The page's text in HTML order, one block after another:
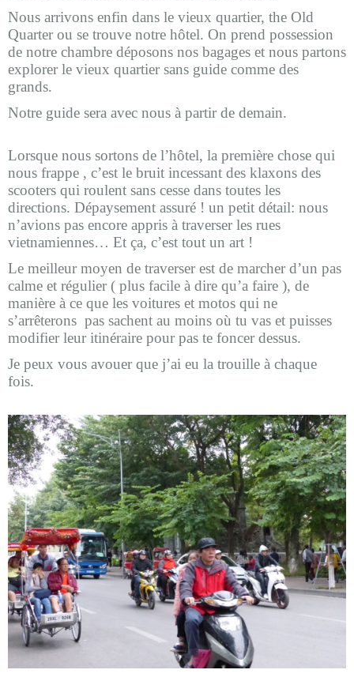
Nous arrivons enfin dans le vieux quartier, the Old
Quarter ou se trouve notre hôtel. On prend possession
de notre chambre déposons nos bagages et nous partons
explorer le vieux quartier sans guide comme des
grands.
Notre guide sera avec nous à partir de demain.
Lorsque nous sortons de l’hôtel, la première chose qui
nous frappe , c’est le bruit incessant des klaxons des
scooters qui roulent sans cesse dans toutes les
directions. Dépaysement assuré ! un petit détail: nous
n’avions pas encore appris à traverser les rues
vietnamiennes… Et ça, c’est tout un art !
Le meilleur moyen de traverser est de marcher d’un pas
calme et régulier ( plus facile à dire qu’a faire ), de
manière à ce que les voitures et motos qui ne
s’arrêterons pas sachent au moins où tu vas et puisses
modifier leur itinéraire pour pas te foncer dessus.
Je peux vous avouer que j’ai eu la trouille à chaque
fois.